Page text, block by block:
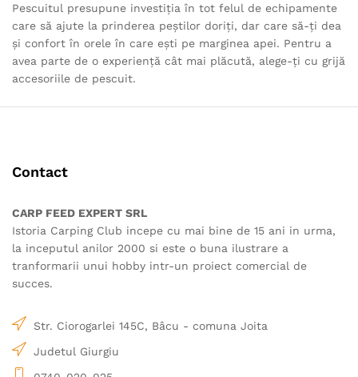
Pescuitul presupune investiția în tot felul de echipamente
care să ajute la prinderea peștilor doriți, dar care să-ți dea
și confort în orele în care ești pe marginea apei. Pentru a
avea parte de o experiență cât mai plăcută, alege-ți cu grijă
accesoriile de pescuit.
Contact
CARP FEED EXPERT SRL
Istoria Carping Club incepe cu mai bine de 15 ani in urma,
la inceputul anilor 2000 si este o buna ilustrare a
tranformarii unui hobby intr-un proiect comercial de
succes.
Str. Ciorogarlei 145C, Bâcu - comuna Joita
Judetul Giurgiu